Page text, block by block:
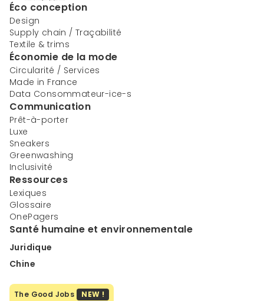
Éco conception
Design
Supply chain / Traçabilité
Textile & trims
Économie de la mode
Circularité / Services
Made in France
Data Consommateur-ice-s
Communication
Prêt-à-porter
Luxe
Sneakers
Greenwashing
Inclusivité
Ressources
Lexiques
Glossaire
OnePagers
Santé humaine et environnementale
Juridique
Chine
The Good Jobs NEW !